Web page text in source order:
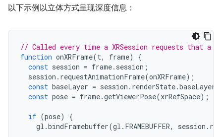
以下示例以立体方式呈现深度信息：
// Called every time a XRSession requests that a
function onXRFrame(t, frame)
{
const session = frame. session ;
session . requestAnimationFrame(onXRFrame);
const baseLayer = session . renderState.baseLayer
const pose = frame.getViewerPose(xrRefSpace);
if (pose)
{
gl .bindFramebuffer(gl . FRAMEBUFFER, session .